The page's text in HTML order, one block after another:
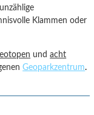
Klammen oder
undacht
Geoparkzentrum.